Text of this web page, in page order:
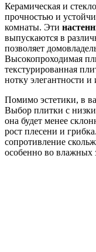
Керамическая и
прочностью и
комнаты. Эти
выпускаются в
позволяет
Высокопроходимая
текстурированная
нотку элегантности
Помимо эстетики, в
Выбор плитки с
она будет менее
рост плесени и
сопротивление
особенно во влажных